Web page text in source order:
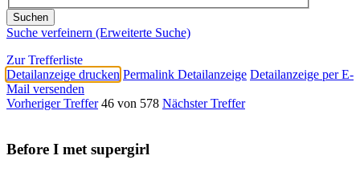
Suche verfeinern (Erweiterte Suche)
Zur Trefferliste
Detailanzeige drucken Permalink Detailanzeige Detailanzeige per E-
Mail versenden
Vorheriger Treffer 46 von 578 Nächster Treffer
Before I met supergirl